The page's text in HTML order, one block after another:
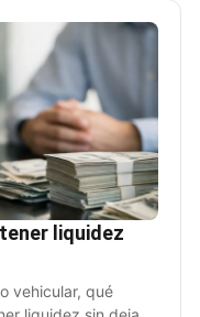
liquidez
vehicular, qué